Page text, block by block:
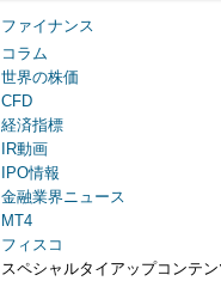
ファイナンス
コラム
世界の株価
CFD
経済指標
IR動画
IPO情報
金融業界ニュース
MT4
フィスコ
スペシャルタイアップコンテ